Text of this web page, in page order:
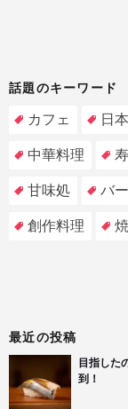
話題のキーワード
カフェ 日
中華料理
甘味処 バー
創作料理
最近の投稿
目指した
到！